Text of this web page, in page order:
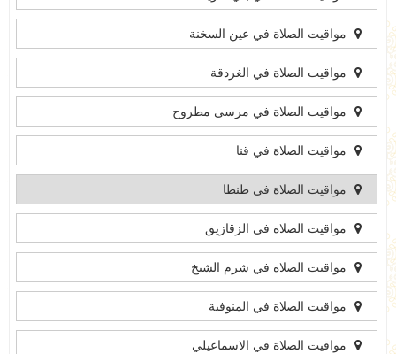
مواقيت الصلاة في عين السخنة
مواقيت الصلاة في الغردقة
مواقيت الصلاة في مرسى مطروح
مواقيت الصلاة في قنا
مواقيت الصلاة في طنطا
مواقيت الصلاة في الزقازيق
مواقيت الصلاة في شرم الشيخ
مواقيت الصلاة في المنوفية
مواقيت الصلاة في الاسماعيلي